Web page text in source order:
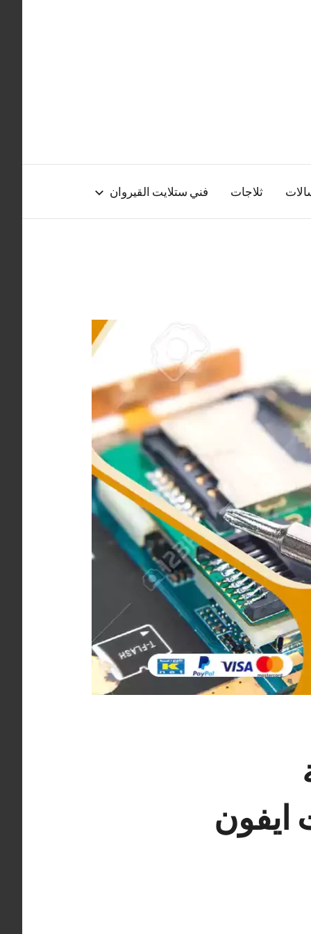
ثلاجات فني ستلايت القيروان
ايفون